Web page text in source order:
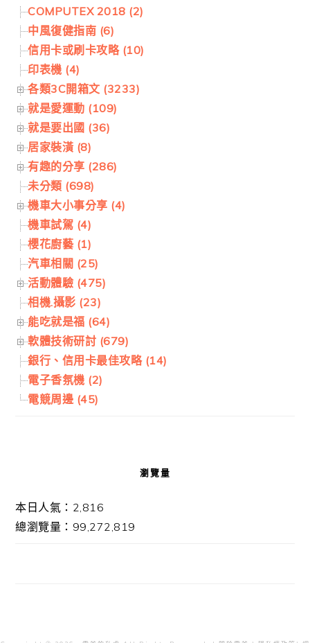
COMPUTEX 2018 (2)
中風復健指南 (6)
信用卡或刷卡攻略 (10)
印表機 (4)
各類3C開箱文 (3233)
就是愛運動 (109)
就是要出國 (36)
居家裝潢 (8)
有趣的分享 (286)
未分類 (698)
機車大小事分享 (4)
機車試駕 (4)
櫻花廚藝 (1)
汽車相關 (25)
活動體驗 (475)
相機.攝影 (23)
能吃就是福 (64)
軟體技術研討 (679)
銀行、信用卡最佳攻略 (14)
電子香氛機 (2)
電競周邊 (45)
瀏覽量
本日人氣：2,816
總瀏覽量：99,272,819